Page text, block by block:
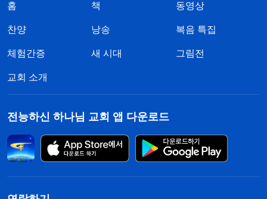
홈 책 동영상
찬양 낭송 복음 특집
체험간증 새 시대 그림전
교회 소개
전능하신 하나님 교회 앱 다운로드